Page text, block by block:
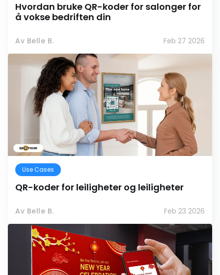
Hvordan bruke QR-koder for salonger for
å vokse bedriften din
Av Belle B. Feb 27 2026
Use Cases
QR-koder for leiligheter og leiligheter
Av Belle B. Feb 23 2026